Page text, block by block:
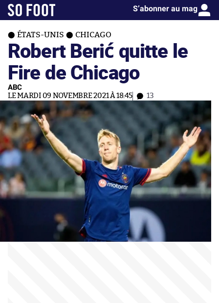
S’abonner au mag
ÉTATS-UNIS CHICAGO
Robert Berić quitte le
Fire de Chicago
ABC
LE MARDI 09 NOVEMBRE 2021 À 18:45 13